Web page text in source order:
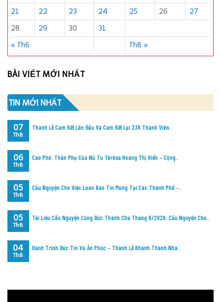
« Th6 Th8 »
21
22 23 24 25 26
27
28
29 30 31
BÀI VIẾT MỚI NHẤT
TIN MỚI NHẤT
Thánh Lễ Cam Kết Lần Đầu Và Cam Kết Lại 238 Thành Viên..
07
Th8
Cáo Phó: Thân Phụ Của Nữ Tu Têrêxa Hoàng Thị Hiển – Cộng..
06
Th8
Cầu Nguyện Cho Việc Loan Báo Tin Mừng Tại Các Thành Phố –..
05
Th8
Tài Liệu Cầu Nguyện Cùng Đức Thánh Cha Tháng 8/2026: Cầu Nguyện Cho..
05
Th8
Hành Trình Đức Tin Và Ân Phúc – Thánh Lễ Khánh Thành Nhà..
04
Th8